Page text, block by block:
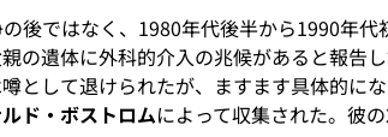
後ではなく、1980年代後半から1990年代
の遺体に外科的介入の兆候があると報告
して退けられたが、ますます具体的に
ルド・ボストロムによって収集された。彼